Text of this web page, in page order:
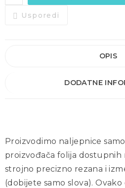
Usporedi
OPIS
DODATNE
Proizvodimo naljepnice
proizvođača folija dostupnih
strojno precizno rezana i
(dobijete samo slova).